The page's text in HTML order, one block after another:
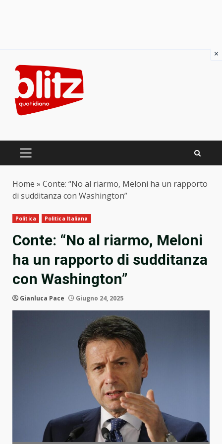
content
PRIMARY
Home » Conte: “No al riarmo, Meloni ha un rapporto
di sudditanza con Washington”
Politica Politica Italiana
Conte: “No al riarmo, Meloni
ha un rapporto di sudditanza
con Washington”
Gianluca Pace Giugno 24, 2025
×